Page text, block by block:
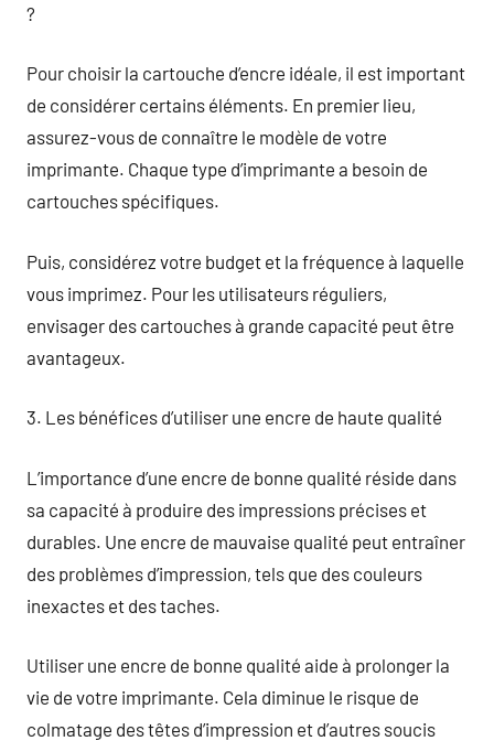
?
Pour choisir la cartouche d’encre idéale, il est important
de considérer certains éléments. En premier lieu,
assurez-vous de connaître le modèle de votre
imprimante. Chaque type d’imprimante a besoin de
cartouches spécifiques.
Puis, considérez votre budget et la fréquence à laquelle
vous imprimez. Pour les utilisateurs réguliers,
envisager des cartouches à grande capacité peut être
avantageux.
3. Les bénéfices d’utiliser une encre de haute qualité
L’importance d’une encre de bonne qualité réside dans
sa capacité à produire des impressions précises et
durables. Une encre de mauvaise qualité peut entraîner
des problèmes d’impression, tels que des couleurs
inexactes et des taches.
Utiliser une encre de bonne qualité aide à prolonger la
vie de votre imprimante. Cela diminue le risque de
colmatage des têtes d’impression et d’autres soucis